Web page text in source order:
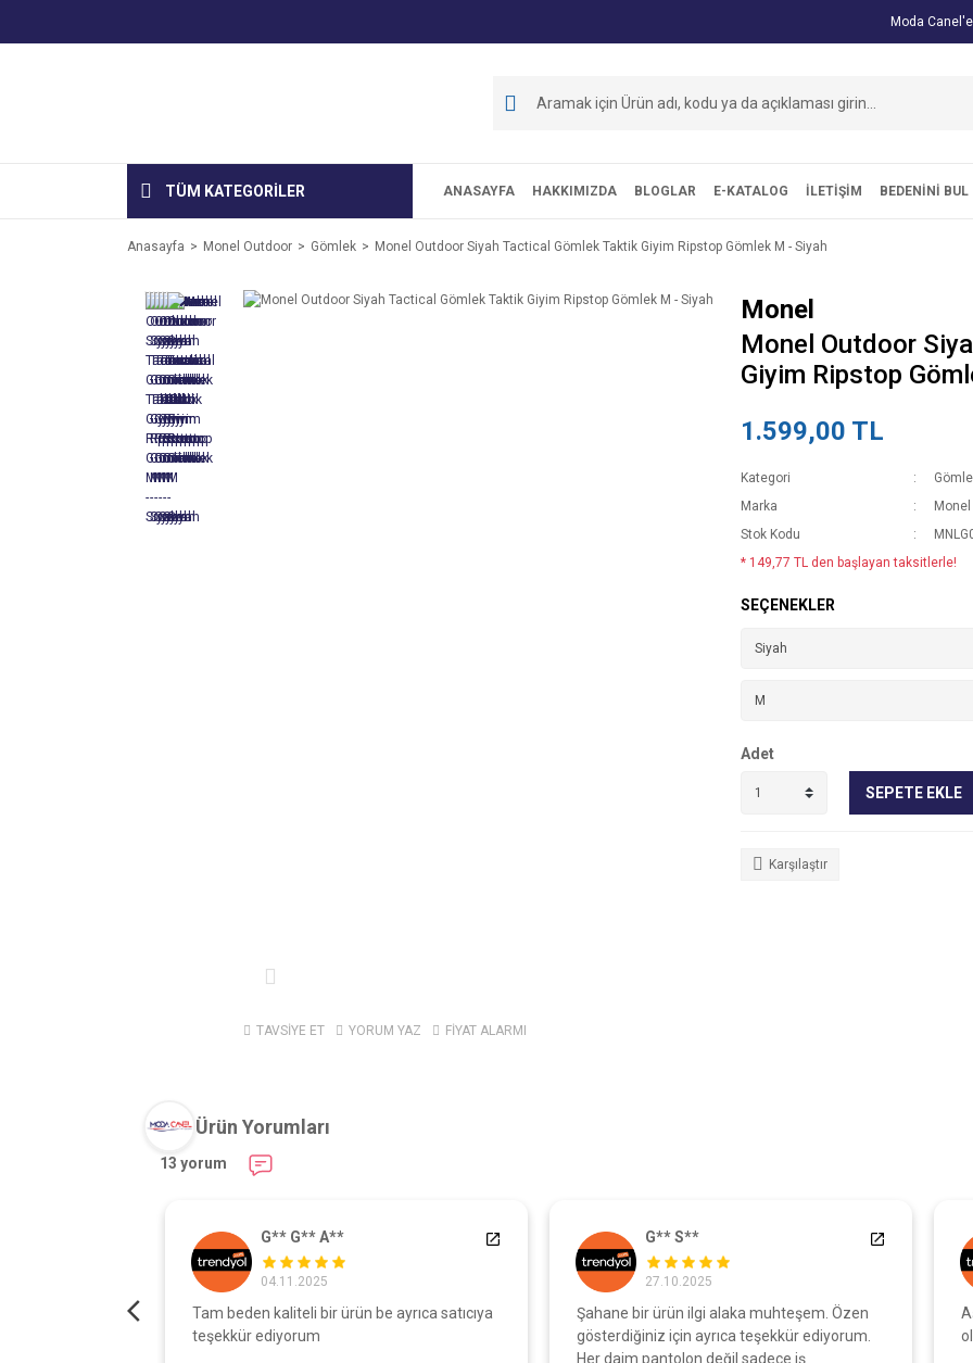
Moda
TÜM KATEGORİLER ANASAYFA HAKKIMIZDA BLOGLAR E-KATALOG İLETİŞİM BEDENİNİ BUL
Anasayfa Monel Outdoor Gömlek Monel Outdoor Siyah Tactical Gömlek Taktik Giyim Ripstop Gömlek M - Siyah
TAVSİYE ET YORUM YAZ FİYAT ALARMI
Monel
Monel Outdoor
Giyim Ripstop
1.599,00 TL
Kategori
Marka
Monel
Stok Kodu
* 149,77 TL den başlayan taksitlerle!
SEÇENEKLER
Adet
SEPETE EKLE
Karşılaştır
Ürün Yorumları
13 yorum
G** G** A**
04.11.2025
Tam beden kaliteli bir ürün be ayrıca satıcıya
teşekkür ediyorum
G** S**
27.10.2025
Şahane bir ürün ilgi alaka muhteşem. Özen
gösterdiğiniz için ayrıca teşekkür ediyorum.
Her daim pantolon değil sadece iş